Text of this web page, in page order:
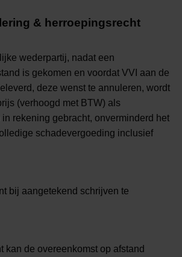
& herroepingsrecht
wederpartij, nadat een
is gekomen en voordat VVI aan de
deze wenst te annuleren, wordt
(verhoogd met BTW) als
rekening gebracht, onverminderd het
schadevergoeding inclusief
bij aangetekend schrijven te
kan de overeenkomst op afstand